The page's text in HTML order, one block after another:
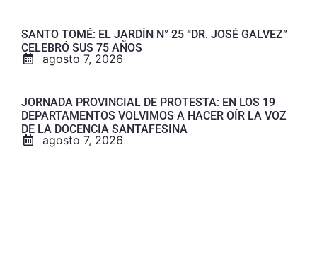
SANTO TOMÉ: EL JARDÍN N° 25 “DR. JOSÉ GALVEZ”
CELEBRÓ SUS 75 AÑOS
agosto 7, 2026
JORNADA PROVINCIAL DE PROTESTA: EN LOS 19
DEPARTAMENTOS VOLVIMOS A HACER OÍR LA VOZ
DE LA DOCENCIA SANTAFESINA
agosto 7, 2026